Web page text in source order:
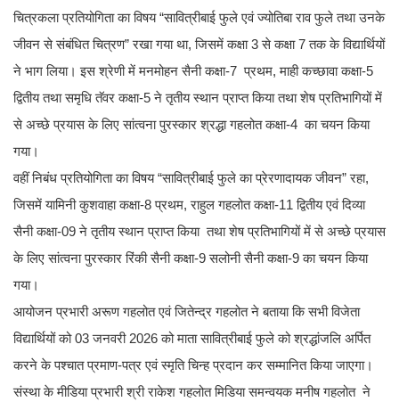
चित्रकला प्रतियोगिता का विषय “सावित्रीबाई फुले एवं ज्योतिबा राव फुले तथा उनके
जीवन से संबंधित चित्रण” रखा गया था, जिसमें कक्षा 3 से कक्षा 7 तक के विद्यार्थियों
ने भाग लिया। इस श्रेणी में मनमोहन सैनी कक्षा-7 प्रथम, माही कच्छावा कक्षा-5
द्वितीय तथा समृधि तॅवर कक्षा-5 ने तृतीय स्थान प्राप्त किया तथा शेष प्रतिभागियों में
से अच्छे प्रयास के लिए सांत्वना पुरस्कार श्रद्धा गहलोत कक्षा-4 का चयन किया
गया।
वहीं निबंध प्रतियोगिता का विषय “सावित्रीबाई फुले का प्रेरणादायक जीवन” रहा,
जिसमें यामिनी कुशवाहा कक्षा-8 प्रथम, राहुल गहलोत कक्षा-11 द्वितीय एवं दिव्या
सैनी कक्षा-09 ने तृतीय स्थान प्राप्त किया तथा शेष प्रतिभागियों में से अच्छे प्रयास
के लिए सांत्वना पुरस्कार रिंकी सैनी कक्षा-9 सलोनी सैनी कक्षा-9 का चयन किया
गया।
आयोजन प्रभारी अरूण गहलोत एवं जितेन्द्र गहलोत ने बताया कि सभी विजेता
विद्यार्थियों को 03 जनवरी 2026 को माता सावित्रीबाई फुले को श्रद्धांजलि अर्पित
करने के पश्चात प्रमाण-पत्र एवं स्मृति चिन्ह प्रदान कर सम्मानित किया जाएगा।
संस्था के मीडिया प्रभारी श्री राकेश गहलोत मिडिया समन्वयक मनीष गहलोत ने